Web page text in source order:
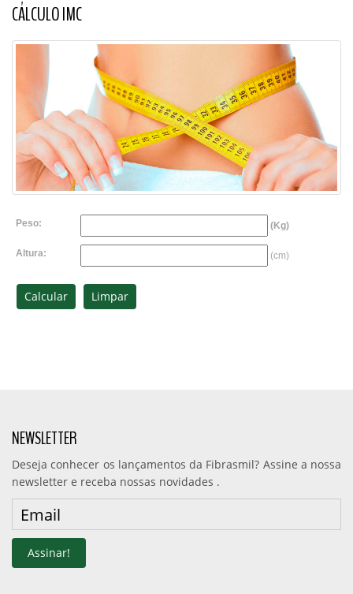
CÁLCULO IMC
Peso: (Kg)
Altura: (cm)
NEWSLETTER
Deseja conhecer os lançamentos da Fibrasmil? Assine a nossa
newsletter e receba nossas novidades .